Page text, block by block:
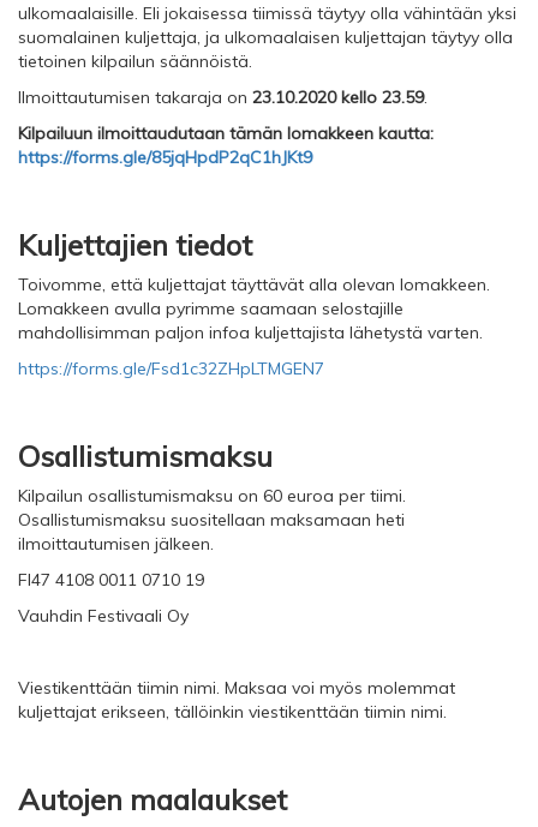
ulkomaalaisille. Eli jokaisessa tiimissä täytyy olla vähintään yksi
suomalainen kuljettaja, ja ulkomaalaisen kuljettajan täytyy olla
tietoinen kilpailun säännöistä.
Ilmoittautumisen takaraja on 23.10.2020 kello 23.59.
Kilpailuun ilmoittaudutaan tämän lomakkeen kautta:
https://forms.gle/85jqHpdP2qC1hJKt9
Kuljettajien tiedot
Toivomme, että kuljettajat täyttävät alla olevan lomakkeen.
Lomakkeen avulla pyrimme saamaan selostajille
mahdollisimman paljon infoa kuljettajista lähetystä varten.
https://forms.gle/Fsd1c32ZHpLTMGEN7
Osallistumismaksu
Kilpailun osallistumismaksu on 60 euroa per tiimi.
Osallistumismaksu suositellaan maksamaan heti
ilmoittautumisen jälkeen.
FI47 4108 0011 0710 19
Vauhdin Festivaali Oy
Viestikenttään tiimin nimi. Maksaa voi myös molemmat
kuljettajat erikseen, tällöinkin viestikenttään tiimin nimi.
Autojen maalaukset